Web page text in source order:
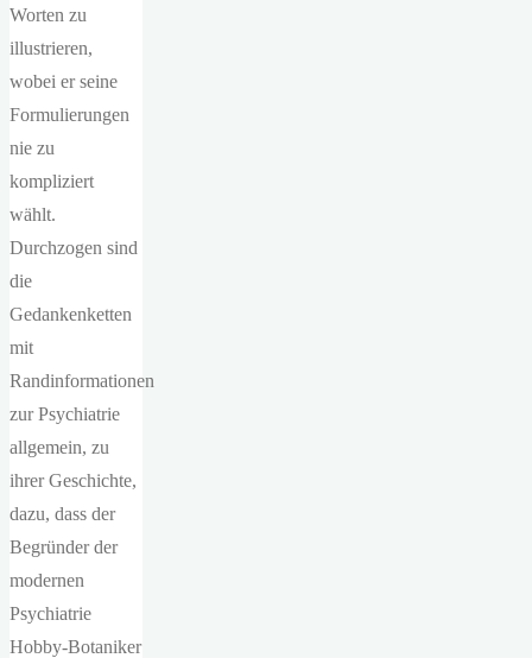
Worten zu
illustrieren,
wobei er seine
Formulierungen
nie zu
kompliziert
wählt.
Durchzogen sind
die
Gedankenketten
mit
Randinformationen
zur Psychiatrie
allgemein, zu
ihrer Geschichte,
dazu, dass der
Begründer der
modernen
Psychiatrie
Hobby-Botaniker